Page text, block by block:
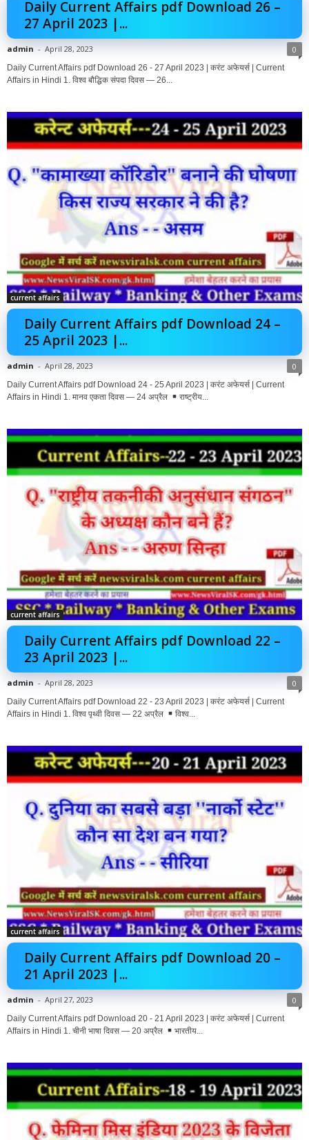
Daily Current Affairs pdf Download 26 –
27 April 2023 |...
admin - April 28, 2023 0
Daily Current Affairs pdf Download 26 - 27 April 2023 | करंट अफेयर्स | Current
Affairs in Hindi 1. विश्व बौद्धिक संपदा दिवस — 26...
current affairs
Daily Current Affairs pdf Download 24 –
25 April 2023 |...
admin - April 28, 2023 0
Daily Current Affairs pdf Download 24 - 25 April 2023 | करंट अफेयर्स | Current
Affairs in Hindi 1. मानव एकता दिवस — 24 अप्रैल
राष्ट्रीय...
current affairs
Daily Current Affairs pdf Download 22 –
23 April 2023 |...
admin - April 28, 2023 0
Daily Current Affairs pdf Download 22 - 23 April 2023 | करंट अफेयर्स | Current
Affairs in Hindi 1. विश्व पृथ्वी दिवस — 22 अप्रैल
विश्व...
current affairs
Daily Current Affairs pdf Download 20 –
21 April 2023 |...
admin - April 27, 2023 0
Daily Current Affairs pdf Download 20 - 21 April 2023 | करंट अफेयर्स | Current
Affairs in Hindi 1. चीनी भाषा दिवस — 20 अप्रैल
भारतीय...